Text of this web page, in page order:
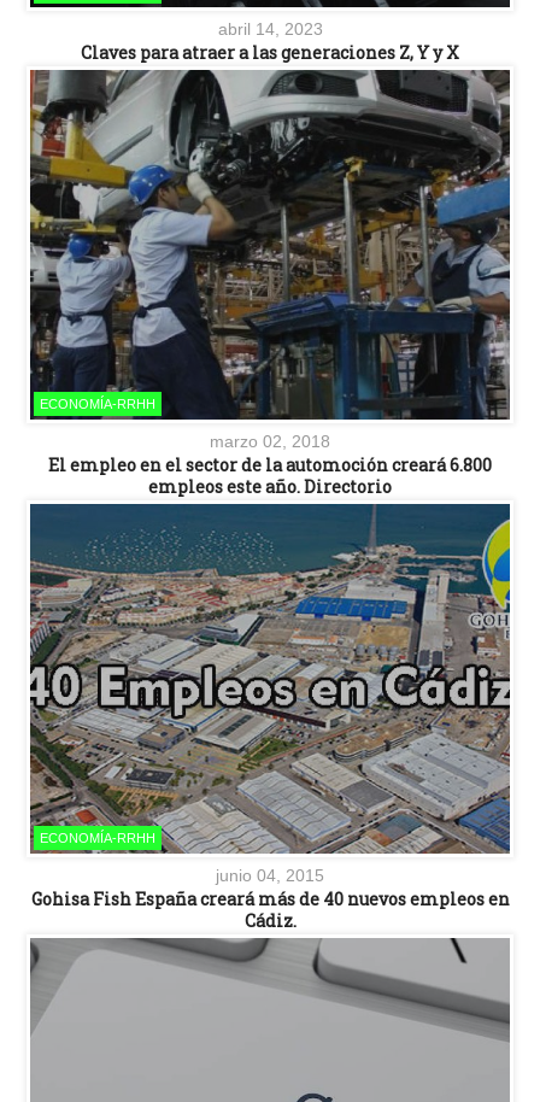
abril 14, 2023
Claves para atraer a las generaciones Z, Y y X
ECONOMÍA-RRHH
marzo 02, 2018
El empleo en el sector de la automoción creará 6.800
empleos este año. Directorio
ECONOMÍA-RRHH
junio 04, 2015
Gohisa Fish España creará más de 40 nuevos empleos en
Cádiz.